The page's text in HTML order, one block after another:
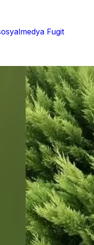
Fugit